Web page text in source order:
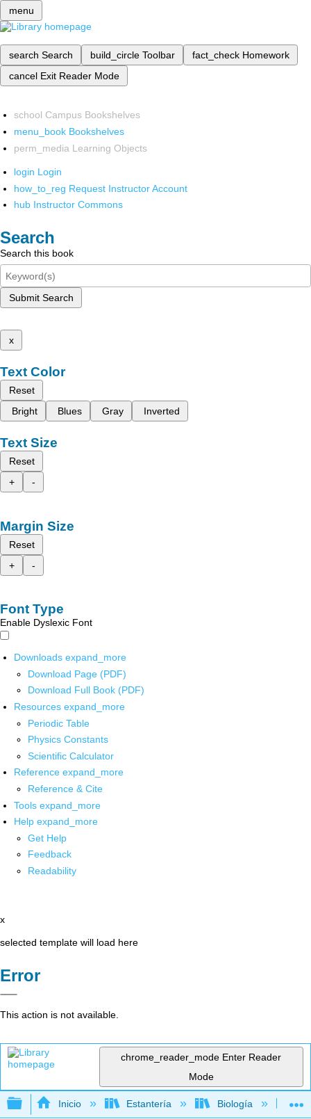
menu
search Search build_circle Toolbar fact_check Homework
cancel Exit Reader Mode
school Campus Bookshelves
menu_book Bookshelves
perm_media Learning Objects
login Login
how_to_reg Request Instructor Account
hub Instructor Commons
Search
Search this book
Submit Search
x
Text Color
Reset
Bright
Blues Gray Inverted
Text Size
Reset
+
-
Margin Size
Reset
+
-
Font Type
Enable Dyslexic Font
Downloads expand_more
Download Page (PDF)
Download Full Book (PDF)
Resources expand_more
Periodic Table
Physics Constants
Scientific Calculator
Reference expand_more
Reference & Cite
Tools expand_more
Help expand_more
Get Help
Feedback
Readability
x
selected template will load here
Error
This action is not available.
chrome_reader_mode Enter Reader
Mode
Expandir/contraer jerarquía global
Inicio Estantería Biología